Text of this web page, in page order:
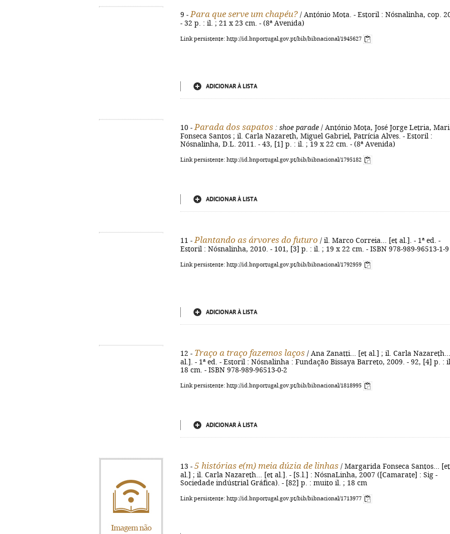
9 - Para que serve um chapéu? / António Mota. - Estoril : Nósnalinha, cop.
- 32 p. : il. ; 21 x 23 cm. - (8ª Avenida)
Link persistente: http://id.bnportugal.gov.pt/bib/bibnacional/1945627
ADICIONAR À LISTA
10 - Parada dos sapatos : shoe parade / António Mota, José Jorge Letria,
Fonseca Santos ; il. Carla Nazareth, Miguel Gabriel, Patrícia Alves. - Estoril :
Nósnalinha, D.L. 2011. - 43, [1] p. : il. ; 19 x 22 cm. - (8ª Avenida)
Link persistente: http://id.bnportugal.gov.pt/bib/bibnacional/1795182
ADICIONAR À LISTA
11 - Plantando as árvores do futuro / il. Marco Correia... [et al.]. - 1ª ed. -
Estoril : Nósnalinha, 2010. - 101, [3] p. : il. ; 19 x 22 cm. - ISBN 978-989-96513-1-9
Link persistente: http://id.bnportugal.gov.pt/bib/bibnacional/1792959
ADICIONAR À LISTA
12 - Traço a traço fazemos laços / Ana Zanatti... [et al.] ; il. Carla
al.]. - 1ª ed. - Estoril : Nósnalinha : Fundação Bissaya Barreto, 2009. - 92, [4] p. :
18 cm. - ISBN 978-989-96513-0-2
Link persistente: http://id.bnportugal.gov.pt/bib/bibnacional/1818995
ADICIONAR À LISTA
13 - 5 histórias e(m) meia dúzia de linhas / Margarida Fonseca Santos... [et
al.] ; il. Carla Nazareth... [et al.]. - [S.l.] : NósnaLinha, 2007 ([Camarate] : Sig -
Sociedade indústrial Gráfica). - [82] p. : muito il. ; 18 cm
Link persistente: http://id.bnportugal.gov.pt/bib/bibnacional/1713977